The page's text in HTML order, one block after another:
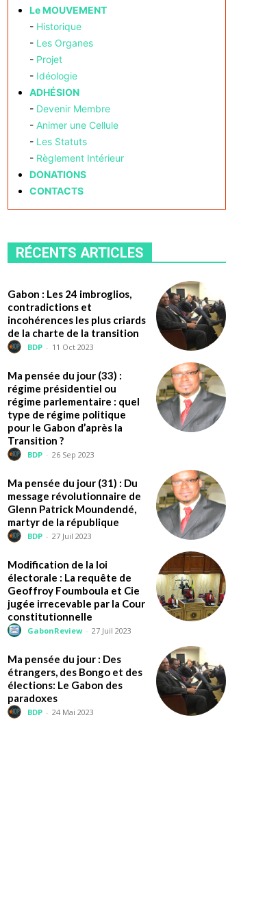
Le MOUVEMENT
- Historique
- Les Organes
- Projet
- Idéologie
ADHÉSION
- Devenir Membre
- Animer une Cellule
- Les Statuts
- Règlement Intérieur
DONATIONS
CONTACTS
RÉCENTS ARTICLES
Gabon : Les 24 imbroglios,
contradictions et
incohérences les plus criards
de la charte de la transition
BDP - 11 Oct 2023
Ma pensée du jour (33) :
régime présidentiel ou
régime parlementaire : quel
type de régime politique
pour le Gabon d’après la
Transition ?
BDP - 26 Sep 2023
Ma pensée du jour (31) : Du
message révolutionnaire de
Glenn Patrick Moundendé,
martyr de la république
BDP - 27 Juil 2023
Modification de la loi
électorale : La requête de
Geoffroy Foumboula et Cie
jugée irrecevable par la Cour
constitutionnelle
GabonReview - 27 Juil 2023
Ma pensée du jour : Des
étrangers, des Bongo et des
élections: Le Gabon des
paradoxes
BDP - 24 Mai 2023